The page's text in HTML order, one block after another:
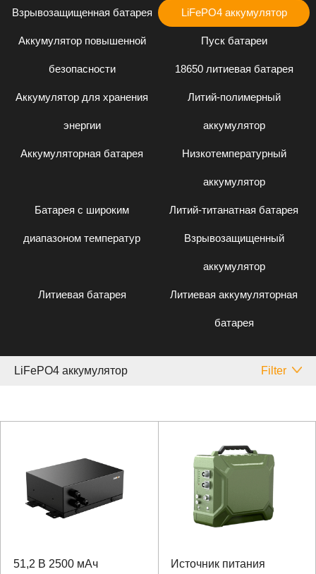
Взрывозащищенная батарея LiFePO4 аккумулятор
Аккумулятор повышенной
безопасности
Пуск батареи
18650 литиевая батарея
Аккумулятор для хранения
энергии
Литий-полимерный
аккумулятор
Аккумуляторная батарея Низкотемпературный
аккумулятор
Батарея с широким
диапазоном температур
Литий-титанатная батарея
Взрывозащищенный
аккумулятор
Литиевая батарея Литиевая аккумуляторная
батарея
LiFePO4 аккумулятор Filter
51,2 В 2500 мАч
Источник питания